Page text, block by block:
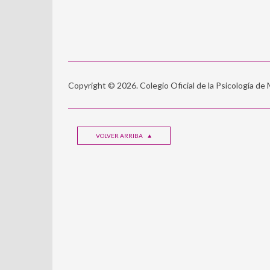
Copyright © 2026. Colegio Oficial de la Psicología de
VOLVER ARRIBA